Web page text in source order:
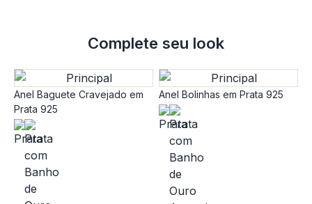
Complete seu look
Anel Baguete Cravejado em
Prata 925
Anel Bolinhas em Prata 925